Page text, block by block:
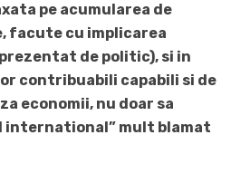
pe acumularea de
facute cu implicarea
de politic), si in
contribuabili capabili si de
economii, nu doar sa
international” mult blamat